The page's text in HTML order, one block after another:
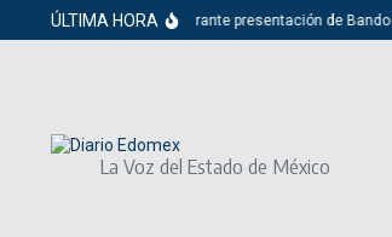
Saltar al contenido
ÚLTIMA HORA
opta por el ridículo durante presentación de Bando
La Voz del Estado de México